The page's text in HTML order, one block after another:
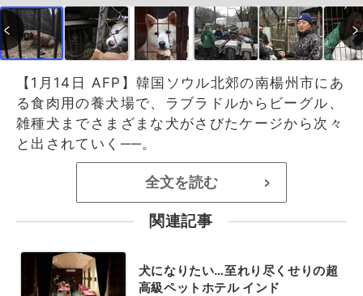
【1月14日 AFP】韓国ソウル北郊の南楊州市にあ
る食肉用の養犬場で、ラブラドルからビーグル、
雑種犬までさまざまな犬がさびたケージから次々
と出されていく──。
全文を読む >
関連記事
犬になりたい…至れり尽くせりの超
高級ペットホテル インド